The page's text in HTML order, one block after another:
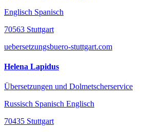
Englisch Spanisch
70563 Stuttgart
uebersetzungsbuero-stuttgart.com
Helena Lapidus
Übersetzungen und Dolmetscherservice
Russisch Spanisch Englisch
70435 Stuttgart